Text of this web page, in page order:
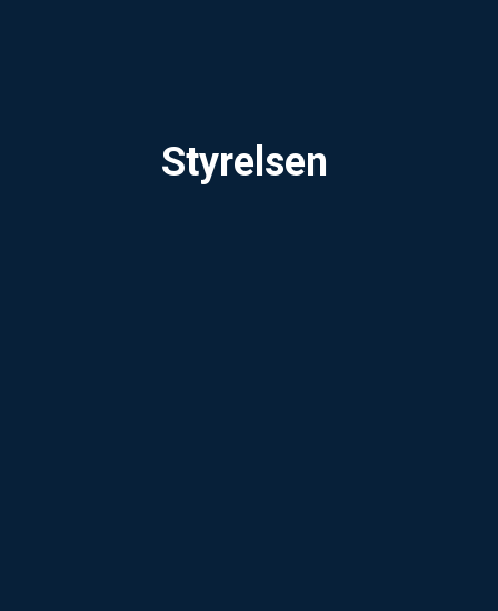
Styrelsen